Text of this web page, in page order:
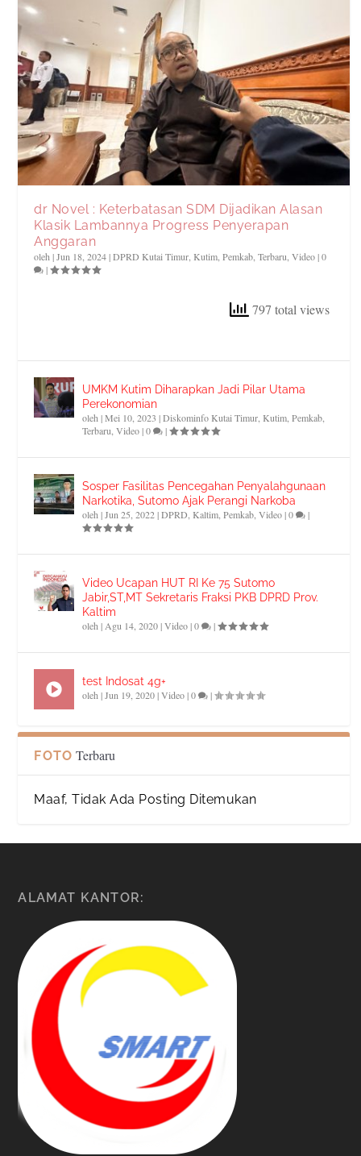
dr Novel : Keterbatasan SDM Dijadikan Alasan
Klasik Lambannya Progress Penyerapan
Anggaran
oleh|Jun 18, 2024|DPRD Kutai Timur ,Kutim ,Pemkab ,Terbaru ,Video|0
|
797 total views
UMKM Kutim Diharapkan Jadi Pilar Utama
Perekonomian
oleh|Mei 10, 2023 |Diskominfo Kutai Timur ,Kutim ,Pemkab
Terbaru ,Video|0 |
Sosper Fasilitas Pencegahan Penyalahgunaan
Narkotika, Sutomo Ajak Perangi Narkoba
oleh|Jun 25, 2022|DPRD ,Kaltim ,Pemkab ,Video|0 |
Video Ucapan HUT RI Ke 75 Sutomo
Jabir,ST,MT Sekretaris Fraksi PKB DPRD Prov.
Kaltim
oleh| Agu 14, 2020|Video|0 |
test Indosat 4g+
oleh|Jun 19, 2020|Video|0 |
FOTO Terbaru
Maaf, Tidak Ada Posting Ditemukan
ALAMAT KANTOR: